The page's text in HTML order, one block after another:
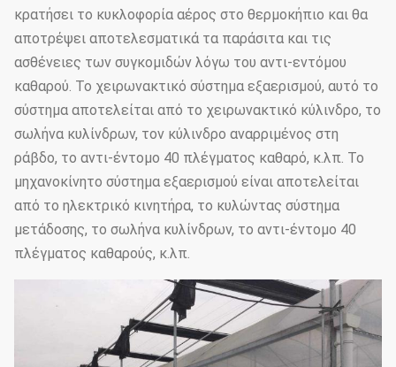
κρατήσει το κυκλοφορία αέρος στο θερμοκήπιο και θα
αποτρέψει αποτελεσματικά τα παράσιτα και τις
ασθένειες των συγκομιδών λόγω του αντι-εντόμου
καθαρού. Το χειρωνακτικό σύστημα εξαερισμού, αυτό το
σύστημα αποτελείται από το χειρωνακτικό κύλινδρο, το
σωλήνα κυλίνδρων, τον κύλινδρο αναρριμένος στη
ράβδο, το αντι-έντομο 40 πλέγματος καθαρό, κ.λπ. Το
μηχανοκίνητο σύστημα εξαερισμού είναι αποτελείται
από το ηλεκτρικό κινητήρα, το κυλώντας σύστημα
μετάδοσης, το σωλήνα κυλίνδρων, το αντι-έντομο 40
πλέγματος καθαρούς, κ.λπ.